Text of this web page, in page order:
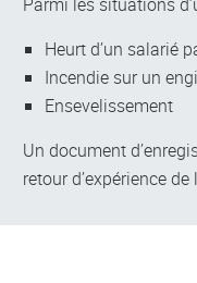
Heurt d’un salarié
Incendie sur un
Ensevelissement
Un document
retour d’expérience